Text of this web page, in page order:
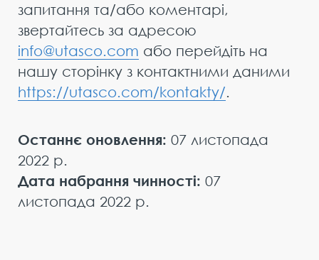
запитання та/або коментарі,
звертайтесь за адресою
info@utasco.com або перейдіть на
нашу сторінку з контактними даними
https://utasco.com/kontakty/.
Останнє оновлення: 07 листопада
2022 р.
Дата набрання чинності: 07
листопада 2022 р.